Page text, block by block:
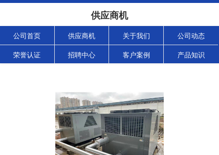
供应商机
公司首页 供应商机 关于我们 公司动态
荣誉认证 招聘中心 客户案例 产品知识